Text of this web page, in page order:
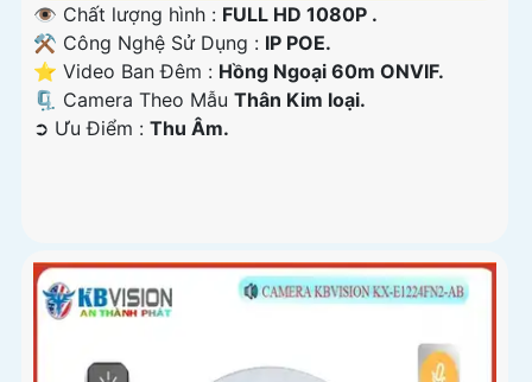
👁 Chất lượng hình : FULL HD 1080P .
⚒ Công Nghệ Sử Dụng : IP POE.
⭐ Video Ban Đêm : Hồng Ngoại 60m ONVIF.
🗜️ Camera Theo Mẫu Thân Kim loại.
️➲ Ưu Điểm : Thu Âm.